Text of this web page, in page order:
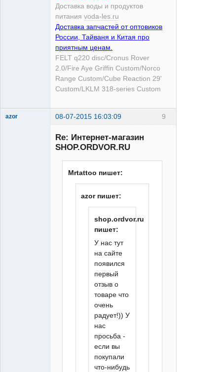
Доставка воды и продуктов
питания voda-les.ru
Доставка запчастей от оптовиков
России, Тайваня и Китая про
приятным ценам.
FELT q220 disc/Cronus Rover
2.0/Fire Aye Griffin Custom/Norco
Range Custom/Cube Reaction 29'
Custom/LKLM 318-series Custom
9
azor 08-07-2015 16:03:09
Re: Интернет-магазин
SHOP.ORDVOR.RU
Mrtattoo пишет:
azor пишет:
shop.ordvor.ru
пишет:
У нас тут
на сайте
появился
первый
отзыв о
товаре что
очень
радует!)) У
нас
просьба -
если вы
покупали
что-нибудь